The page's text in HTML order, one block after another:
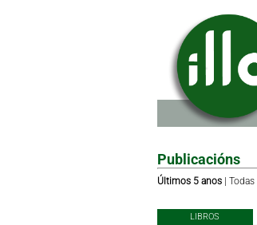
Publicacións
Últimos 5 anos| Todas|
LIBROS